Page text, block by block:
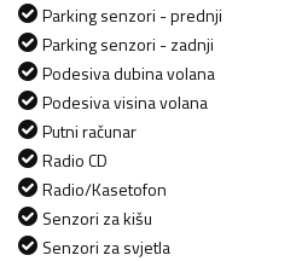
Parking senzori - prednji
Parking senzori - zadnji
Podesiva dubina volana
Podesiva visina volana
Putni računar
Radio CD
Radio/Kasetofon
Senzori za kišu
Senzori za svjetla